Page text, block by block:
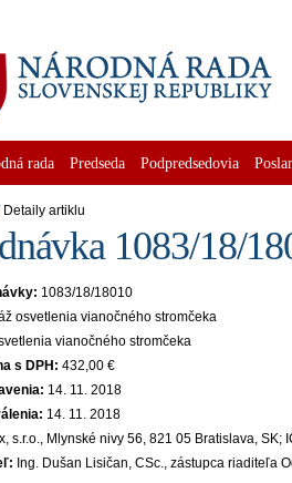
rada Predseda Podpredsedovia
Detaily artiklu
1083/18/
1083/18/18010
osvetlenia vianočného stromčeka
vianočného stromčeka
s DPH: 432,00 €
14. 11. 2018
14. 11. 2018
s.r.o., Mlynské nivy 56, 821 05 Bratislava, SK;
Ing. Dušan Lisičan, CSc., zástupca riaditeľa